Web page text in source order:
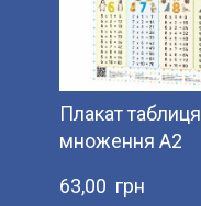
Плакат таблиця
множення А2
63,00  грн